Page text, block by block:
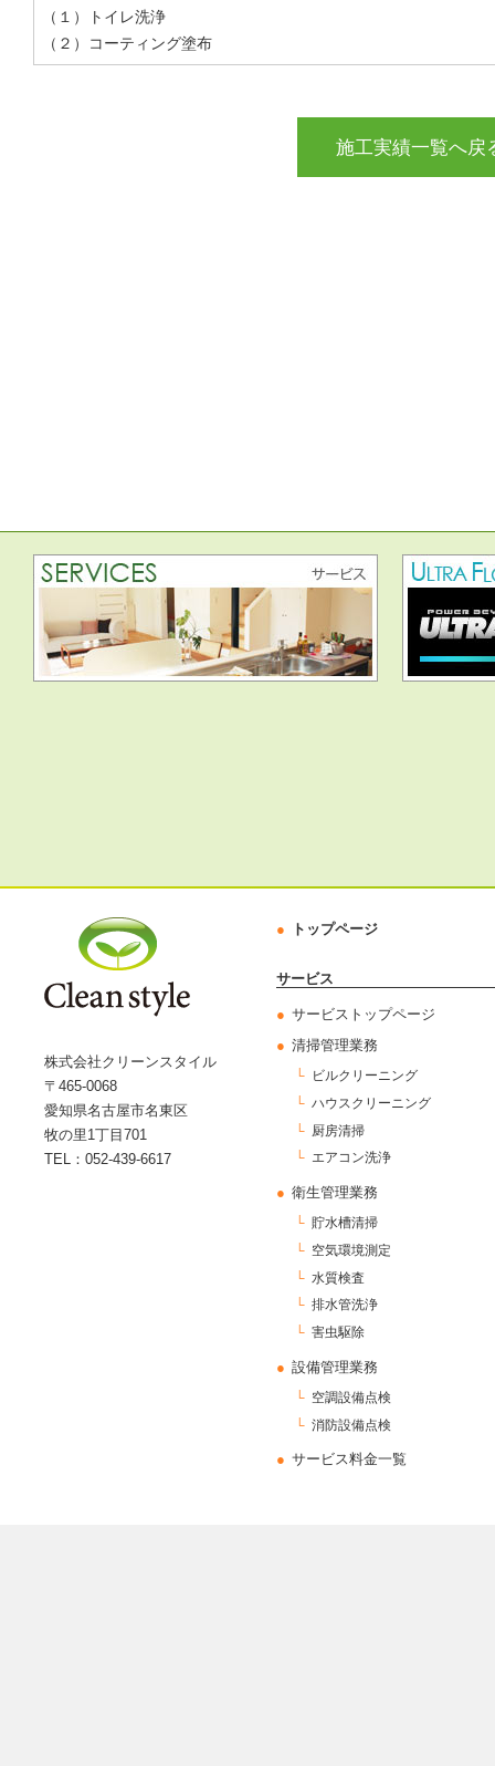
（１）トイレ洗浄
（２）コーティング塗布
施工実績一覧へ戻
株式会社クリーンスタイル
〒465-0068
愛知県名古屋市名東区
牧の里1丁目701
TEL：052-439-6617
トップページ
サービス
サービストップページ
清掃管理業務
ビルクリーニング
ハウスクリーニング
厨房清掃
エアコン洗浄
衛生管理業務
貯水槽清掃
空気環境測定
水質検査
排水管洗浄
害虫駆除
設備管理業務
空調設備点検
消防設備点検
サービス料金一覧